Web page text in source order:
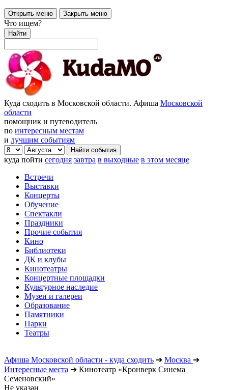
Открыть меню Закрыть меню
Что ищем?
Найти
Куда сходить в Московской области. Афиша Московской
области
помощник и путеводитель
по интересным местам
и лучшим событиям
куда пойти сегодня завтра в выходные в этом месяце
Встречи
Выставки
Концерты
Обучение
Спектакли
Праздники
Прочие события
Кино
Библиотеки
ДК и клубы
Кинотеатры
Концертные площадки
Культурное наследие
Музеи и галереи
Образование
Памятники
Парки
Театры
Афиша Московской области - куда сходить ➔ Москва ➔
Интересные места ➔ Кинотеатр «Кронверк Синема
Семеновский»
Не указан